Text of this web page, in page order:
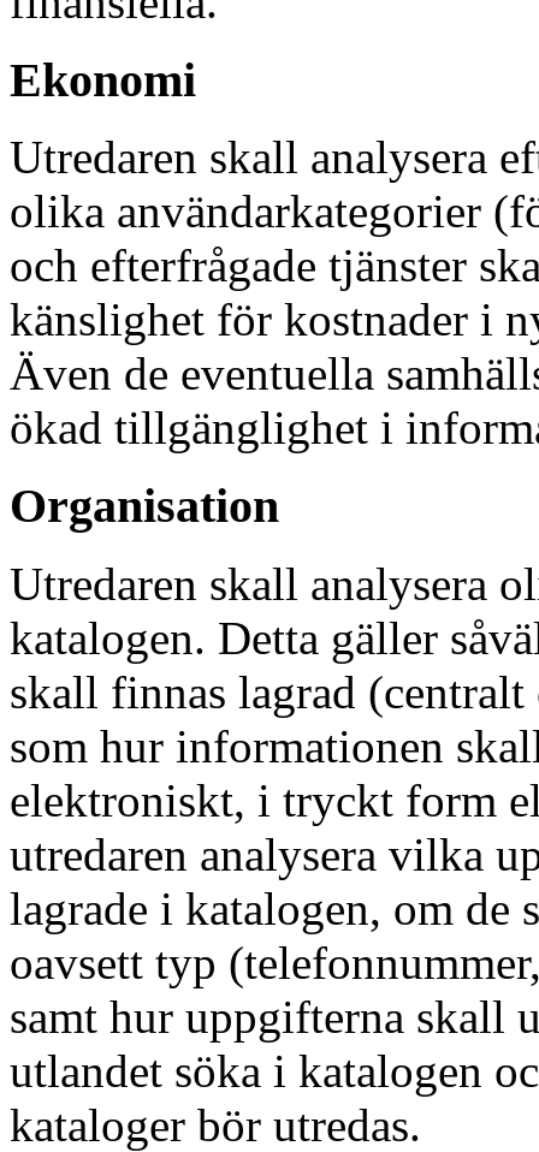
Ekonomi
Utredaren skall analysera
olika användarkategorier
och efterfrågade tjänster
känslighet för kostnader i
Även de eventuella
ökad tillgänglighet i
Organisation
Utredaren skall analysera
katalogen. Detta gäller
skall finnas lagrad
som hur informationen
elektroniskt, i tryckt form
utredaren analysera vilka
lagrade i katalogen, om de
oavsett typ
samt hur uppgifterna skall
utlandet söka i katalogen
kataloger bör utredas.